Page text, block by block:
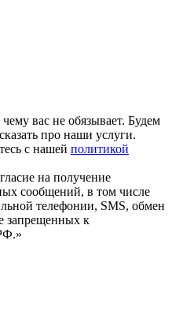
вас не обязывает. Будем
про наши услуги.
с нашей политикой
на получение
сообщений, в том числе
телефонии, SMS, обмен
запрещенных к